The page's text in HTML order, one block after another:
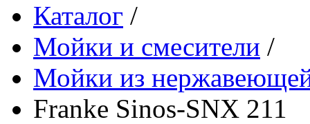
Каталог /
Мойки и смесители /
Мойки из
Franke Sinos-SNX 211